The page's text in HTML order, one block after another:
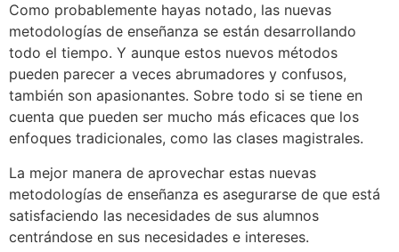
Como probablemente hayas notado, las nuevas
metodologías de enseñanza se están desarrollando
todo el tiempo. Y aunque estos nuevos métodos
pueden parecer a veces abrumadores y confusos,
también son apasionantes. Sobre todo si se tiene en
cuenta que pueden ser mucho más eficaces que los
enfoques tradicionales, como las clases magistrales.
La mejor manera de aprovechar estas nuevas
metodologías de enseñanza es asegurarse de que está
satisfaciendo las necesidades de sus alumnos
centrándose en sus necesidades e intereses.